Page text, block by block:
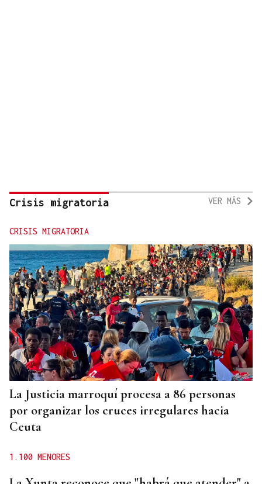
Crisis migratoria VER MÁS
CRISIS MIGRATORIA
La Justicia marroquí procesa a 86 personas
por organizar los cruces irregulares hacia
Ceuta
1.100 MENORES